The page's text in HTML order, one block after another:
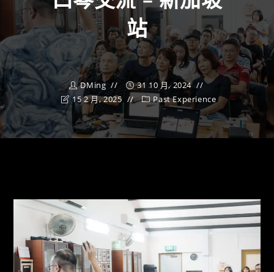
站
DMing
31 10 月, 2024
15 2 月, 2025
Past Experience